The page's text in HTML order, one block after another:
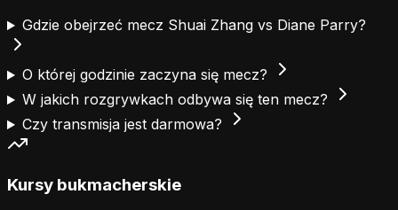
Gdzie obejrzeć mecz Shuai Zhang vs Diane Parry?
O której godzinie zaczyna się mecz?
W jakich rozgrywkach odbywa się ten mecz?
Czy transmisja jest darmowa?
Kursy bukmacherskie